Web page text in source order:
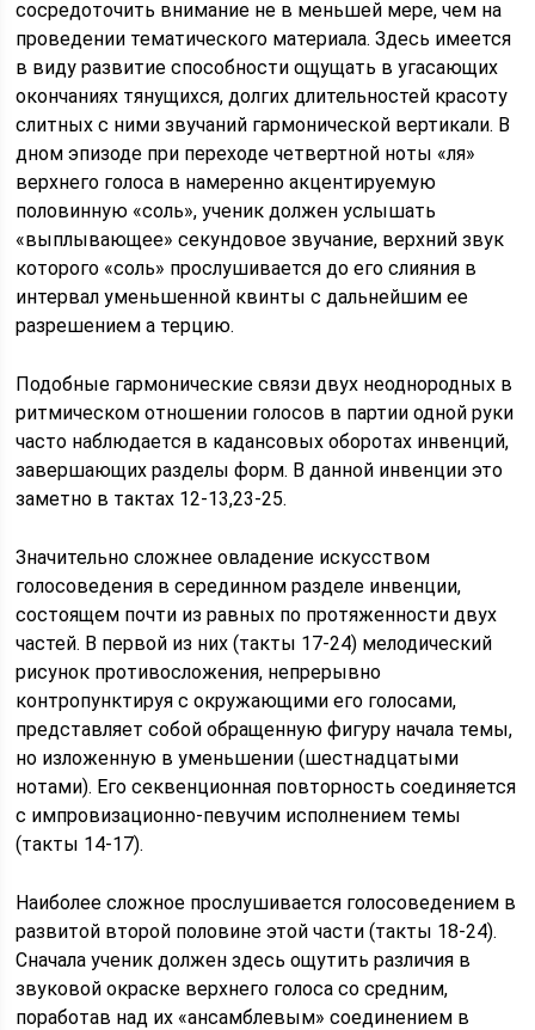
сосредоточить внимание не в меньшей мере, чем на
проведении тематического материала. Здесь имеется
в виду развитие способности ощущать в угасающих
окончаниях тянущихся, долгих длительностей красоту
слитных с ними звучаний гармонической вертикали. В
дном эпизоде при переходе четвертной ноты «ля»
верхнего голоса в намеренно акцентируемую
половинную «соль», ученик должен услышать
«выплывающее» секундовое звучание, верхний звук
которого «соль» прослушивается до его слияния в
интервал уменьшенной квинты с дальнейшим ее
разрешением а терцию.
Подобные гармонические связи двух неоднородных в
ритмическом отношении голосов в партии одной руки
часто наблюдается в кадансовых оборотах инвенций,
завершающих разделы форм. В данной инвенции это
заметно в тактах 12-13,23-25.
Значительно сложнее овладение искусством
голосоведения в серединном разделе инвенции,
состоящем почти из равных по протяженности двух
частей. В первой из них (такты 17-24) мелодический
рисунок противосложения, непрерывно
контропунктируя с окружающими его голосами,
представляет собой обращенную фигуру начала темы,
но изложенную в уменьшении (шестнадцатыми
нотами). Его секвенционная повторность соединяется
с импровизационно-певучим исполнением темы
(такты 14-17).
Наиболее сложное прослушивается голосоведением в
развитой второй половине этой части (такты 18-24).
Сначала ученик должен здесь ощутить различия в
звуковой окраске верхнего голоса со средним,
поработав над их «ансамблевым» соединением в